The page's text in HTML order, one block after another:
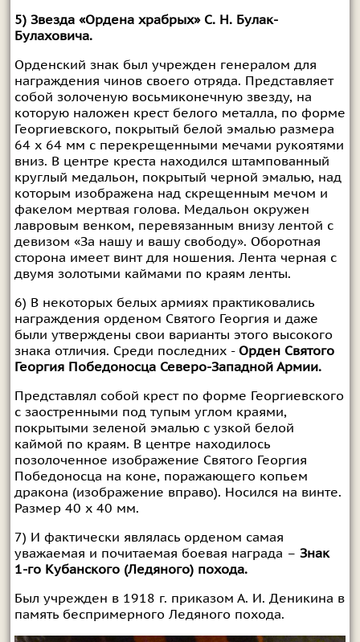
5) Звезда «Ордена храбрых» С. Н. Булак-
Булаховича.
Орденский знак был учрежден генералом для
награждения чинов своего отряда. Представляет
собой золоченую восьмиконечную звезду, на
которую наложен крест белого металла, по форме
Георгиевского, покрытый белой эмалью размера
64 х 64 мм с перекрещенными мечами рукоятями
вниз. В центре креста находился штампованный
круглый медальон, покрытый черной эмалью, над
которым изображена над скрещенным мечом и
факелом мертвая голова. Медальон окружен
лавровым венком, перевязанным внизу лентой с
девизом «За нашу и вашу свободу». Оборотная
сторона имеет винт для ношения. Лента черная с
двумя золотыми каймами по краям ленты.
6) В некоторых белых армиях практиковались
награждения орденом Святого Георгия и даже
были утверждены свои варианты этого высокого
знака отличия. Среди последних - Орден Святого
Георгия Победоносца Северо-Западной Армии.
Представлял собой крест по форме Георгиевского
с заостренными под тупым углом краями,
покрытыми зеленой эмалью с узкой белой
каймой по краям. В центре находилось
позолоченное изображение Святого Георгия
Победоносца на коне, поражающего копьем
дракона (изображение вправо). Носился на винте.
Размер 40 х 40 мм.
7) И фактически являлась орденом самая
уважаемая и почитаемая боевая награда – Знак
1-го Кубанского (Ледяного) похода.
Был учрежден в 1918 г. приказом А. И. Деникина в
память беспримерного Ледяного похода.